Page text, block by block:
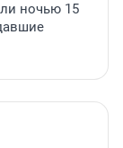
ночью 15